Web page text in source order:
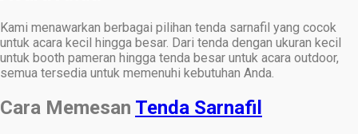
Kami menawarkan berbagai pilihan tenda sarnafil yang cocok
untuk acara kecil hingga besar. Dari tenda dengan ukuran kecil
untuk booth pameran hingga tenda besar untuk acara outdoor,
semua tersedia untuk memenuhi kebutuhan Anda.
Cara Memesan Tenda Sarnafil